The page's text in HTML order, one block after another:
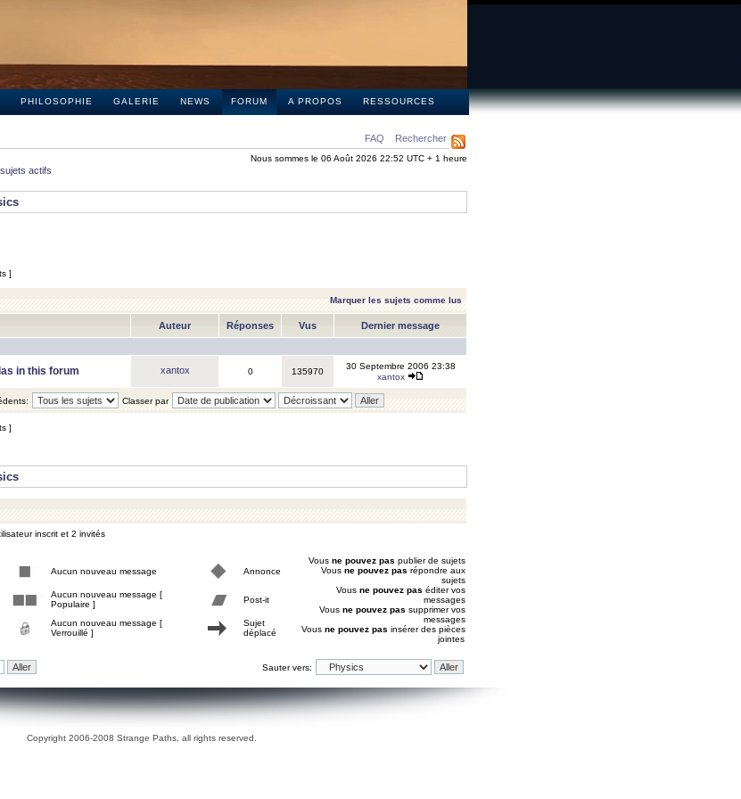
PHILOSOPHIE GALERIE NEWS FORUM A PROPOS RESSOURCES
FAQ Rechercher
Nous sommes le 06 Août 2026 22:52 UTC + 1 heure
actifs
]
Marquer les sujets comme lus
Auteur Réponses Vus Dernier message
in this forum xantox 0 135970
30 Septembre 2006 23:38
xantox
Classer par
]
inscrit et 2 invités
Aucun nouveau message Annonce
Aucun nouveau message [
Populaire ]
Post-it
Aucun nouveau message [
Verrouillé ]
Sujet
déplacé
Vous ne pouvez pas publier de sujets
Vous ne pouvez pas répondre aux
sujets
Vous ne pouvez pas éditer vos
messages
Vous ne pouvez pas supprimer vos
messages
Vous ne pouvez pas insérer des pièces
jointes
Sauter vers:
Copyright 2006-2008 Strange Paths, all rights reserved.